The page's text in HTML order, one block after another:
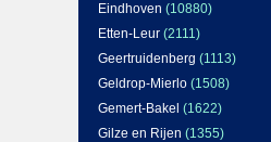
Eindhoven (10880)
Etten-Leur (2111)
Geertruidenberg (1113)
Geldrop-Mierlo (1508)
Gemert-Bakel (1622)
Gilze en Rijen (1355)